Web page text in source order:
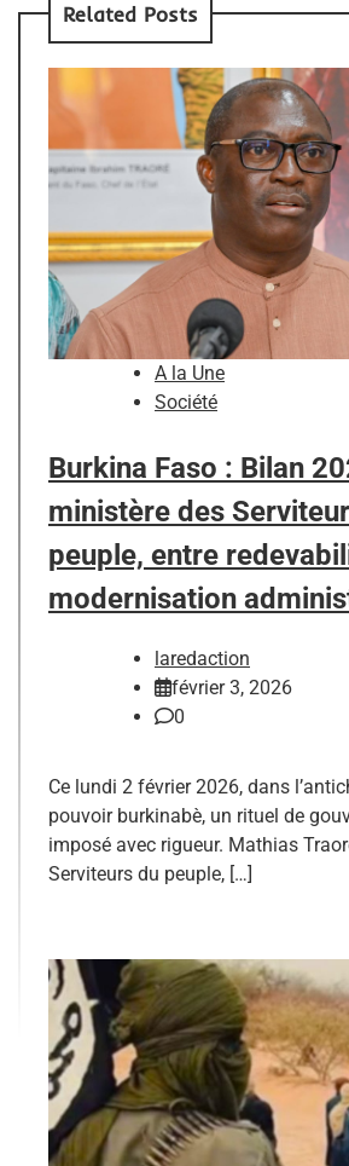
Related Posts
A la Une
Société
Burkina Faso : Bilan
ministère des
peuple, entre
modernisation
laredaction
février 3, 2026
0
Ce lundi 2 février 2026, dans
pouvoir burkinabè, un rituel de
imposé avec rigueur. Mathias
Serviteurs du peuple, […]